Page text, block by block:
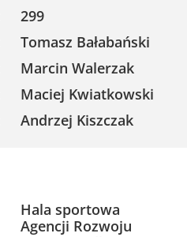
299
Tomasz Bałabański
Marcin Walerzak
Maciej Kwiatkowski
Andrzej Kiszczak
Hala sportowa
Agencji Rozwoju